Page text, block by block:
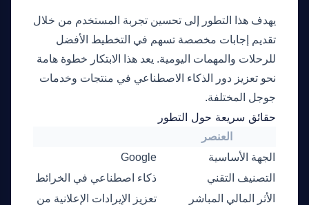
يهدف هذا التطور إلى تحسين تجربة المستخدم من خلال
تقديم إجابات مخصصة تسهم في التخطيط الأفضل
للرحلات والمهمات اليومية. يعد هذا الابتكار خطوة هامة
نحو تعزيز دور الذكاء الاصطناعي في منتجات وخدمات
جوجل المختلفة.
حقائق سريعة حول التطور
العنصر
الجهة الأساسية
Google
التصنيف التقني
ذكاء اصطناعي في الخرائط
الأثر المالي المباشر
تعزيز الإيرادات الإعلانية من خلال